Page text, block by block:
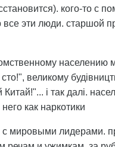
кого-то с
все эти люди. старшой
великому
і так далі.
как наркотики
мировыми лидерами.